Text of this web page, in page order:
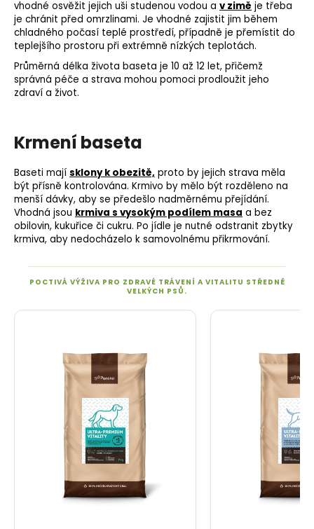
vhodné osvěžit jejich uši studenou vodou a v zimě je třeba
je chránit před omrzlinami. Je vhodné zajistit jim během
chladného počasí teplé prostředí, případně je přemístit do
teplejšího prostoru při extrémně nízkých teplotách.
Průměrná délka života baseta je 10 až 12 let, přičemž
správná péče a strava mohou pomoci prodloužit jeho
zdraví a život.
Krmení baseta
Baseti mají sklony k obezitě, proto by jejich strava měla
být přísně kontrolována. Krmivo by mělo být rozděleno na
menší dávky, aby se předešlo nadměrnému přejídání.
Vhodná jsou krmiva s vysokým podílem masa a bez
obilovin, kukuřice či cukru. Po jídle je nutné odstranit zbytky
krmiva, aby nedocházelo k samovolnému přikrmování.